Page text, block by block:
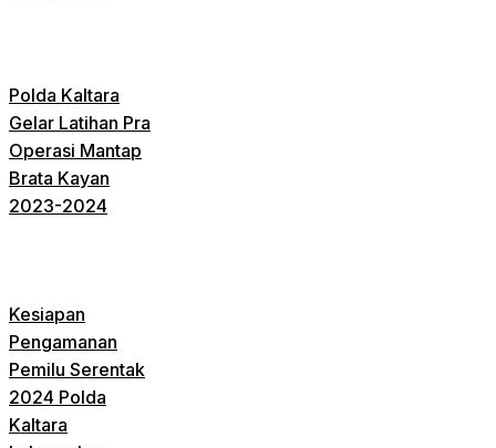
Polda Kaltara
Gelar Latihan Pra
Operasi Mantap
Brata Kayan
2023-2024
Kesiapan
Pengamanan
Pemilu Serentak
2024 Polda
Kaltara